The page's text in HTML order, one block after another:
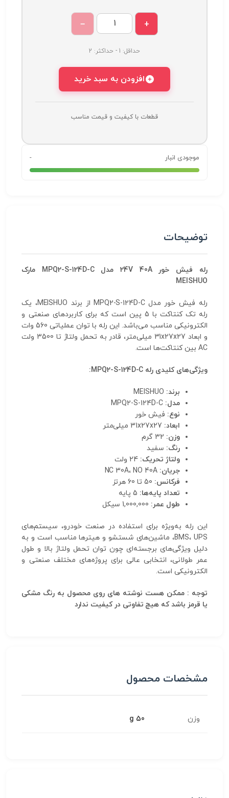
+
−
حداقل: 1 - حداکثر: 2
افزودن به سبد خرید
قطعات با کیفیت و قیمت مناسب
موجودی انبار -
توضیحات
رله فیش خور 24V 40A مدل MPQ2-S-124D-C مارک
MEISHUO
رله فیش خور مدل MPQ2-S-124D-C از برند MEISHUO، یک
رله تک کنتاکت با 5 پین است که برای کاربردهای صنعتی و
الکترونیکی مناسب می‌باشد. این رله با توان عملیاتی 560 وات
و ابعاد 31x27x27 میلی‌متر، قادر به تحمل ولتاژ تا 3500 ولت
AC بین کنتاکت‌ها است.
ویژگی‌های کلیدی رله MPQ2-S-124D-C:
برند:
مدل: MPQ2-S-124D-C
نوع: فیش خور
ابعاد:
وزن:
رنگ: سفید
ولتاژ تحریک:
جریان: NC 30A، NO 40A
فرکانس:
تعداد پایه‌ها:
طول عمر:
این رله به‌ویژه برای استفاده در صنعت خودرو، سیستم‌های
BMS، UPS، ماشین‌های شستشو و هیترها مناسب است و به
دلیل ویژگی‌های برجسته‌ای چون توان تحمل ولتاژ بالا و طول
عمر طولانی، انتخابی عالی برای پروژه‌های مختلف صنعتی و
الکترونیکی است.
توجه : ممکن هست نوشته های روی محصول به رنگ مشکی
یا قرمز باشد که هیچ تفاوتی در کیفیت ندارد
مشخصات محصول
وزن 50 g